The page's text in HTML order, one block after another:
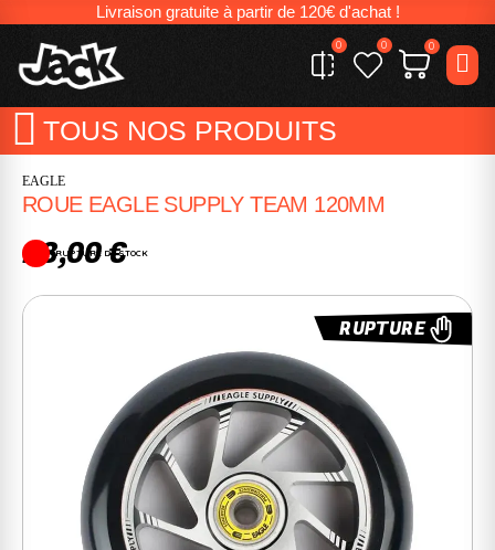
Livraison gratuite à partir de 120€ d'achat !
0 0 0
TOUS NOS PRODUITS
EAGLE
ROUE EAGLE SUPPLY TEAM 120MM
28,00 €
RUPTURE DE STOCK
RUPTURE